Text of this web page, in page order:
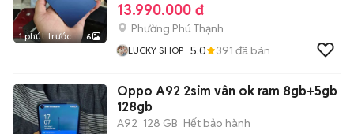
1 phút trước 6
13.990.000 đ
Phường Phú Thạnh
LUCKY SHOP 5.0 391 đã bán
Oppo A92 2sim vân ok ram 8gb+5gb
128gb
A92 128 GB Hết bảo hành